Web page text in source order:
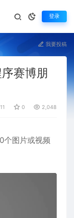
登录
我要投稿
赛博朋
0 2,048
个图片或视频